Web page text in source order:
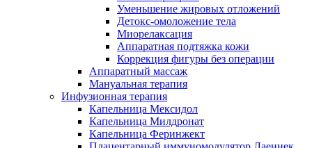
Уменьшение жировых отложений
Детокс-омоложение тела
Миорелаксация
Аппаратная подтяжка кожи
Коррекция фигуры без операции
Аппаратный массаж
Мануальная терапия
Инфузионная терапия
Капельница Мексидол
Капельница Милдронат
Капельница Феринжект